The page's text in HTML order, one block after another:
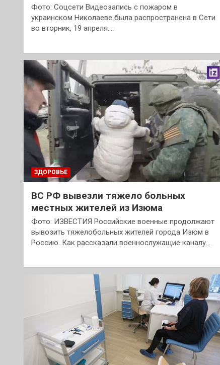
Фото: Соцсети Видеозапись с пожаром в
украинском Николаеве была распространена в Сети
во вторник, 19 апреля.…
ЗДОРОВЬЕ
ВС РФ вывезли тяжело больных
местных жителей из Изюма
Фото: ИЗВЕСТИЯ Российские военные продолжают
вывозить тяжелобольных жителей города Изюм в
Россию. Как рассказали военнослужащие каналу…